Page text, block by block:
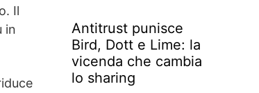
Il
in
Antitrust punisce
Bird, Dott e Lime: la
vicenda che cambia
lo sharing